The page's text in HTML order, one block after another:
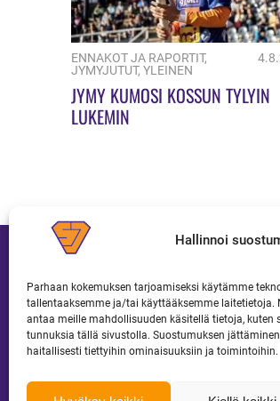
Hallinnoi
Parhaan kokemuksen tarjoamiseksi käytämme
tallentaaksemme ja/tai käyttääksemme laitetietoja.
antaa meille mahdollisuuden käsitellä tietoja,
tunnuksia tällä sivustolla. Suostumuksen
haitallisesti tiettyihin ominaisuuksiin ja toimintoihin.
ENNAKOT JA RAPORTIT,
JYMYJUTUT, YLEINEN
JYMY KUMOSI KOSSUN TYLYIN
LUKEMIN
JOUKKUE